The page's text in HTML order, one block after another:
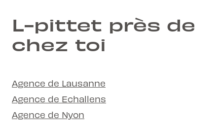
L-pittet près de
chez toi
Agence de Lausanne
Agence de Echallens
Agence de Nyon